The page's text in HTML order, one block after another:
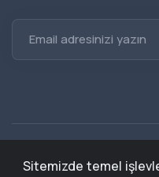
Email adresinizi yazın
Sağlıklı Hayatı Teşvik
Sitemizde temel